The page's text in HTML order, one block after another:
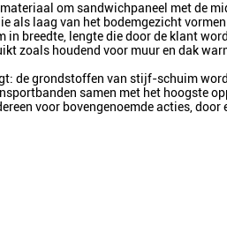
om sandwichpaneel met de
als laag van het bodemgezicht vormen.
in breedte, lengte die door de klant
zoals houdend voor muur en dak
de grondstoffen van stijf-schuim
samen met het hoogste
voor bovengenoemde acties,